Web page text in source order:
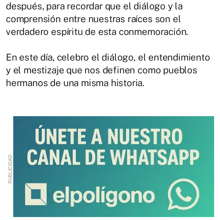
después, para recordar que el diálogo y la
comprensión entre nuestras raíces son el
verdadero espíritu de esta conmemoración.
En este día, celebro el diálogo, el entendimiento
y el mestizaje que nos definen como pueblos
hermanos de una misma historia.